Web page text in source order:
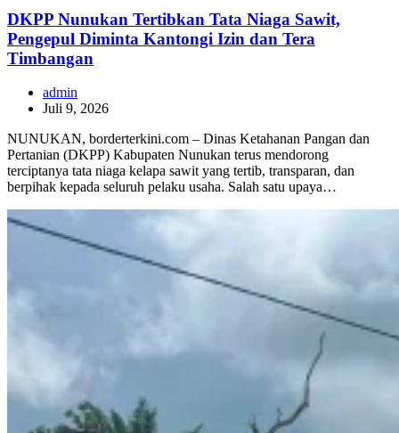
DKPP Nunukan Tertibkan Tata Niaga Sawit,
Pengepul Diminta Kantongi Izin dan Tera
Timbangan
admin
Juli 9, 2026
NUNUKAN, borderterkini.com – Dinas Ketahanan Pangan dan
Pertanian (DKPP) Kabupaten Nunukan terus mendorong
terciptanya tata niaga kelapa sawit yang tertib, transparan, dan
berpihak kepada seluruh pelaku usaha. Salah satu upaya…